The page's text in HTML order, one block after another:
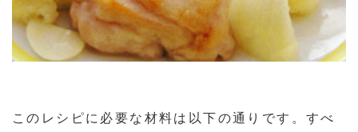
このレシピに必要な材料は以下の通りです。すべ